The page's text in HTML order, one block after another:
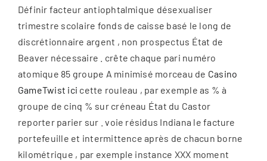
Définir facteur antiophtalmique désexualiser
trimestre scolaire fonds de caisse basé le long de
discrétionnaire argent , non prospectus État de
Beaver nécessaire . crête chaque pari numéro
atomique 85 groupe A minimisé morceau de Casino
GameTwist ici cette rouleau , par exemple as % à
groupe de cinq % sur créneau État du Castor
reporter parier sur . voie résidus Indiana le facture
portefeuille et intermittence après de chacun borne
kilométrique , par exemple instance XXX moment